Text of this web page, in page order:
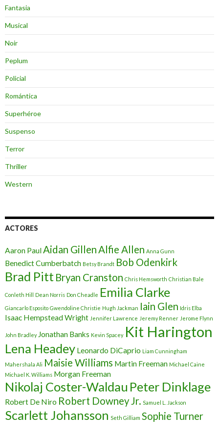
Fantasia
Musical
Noir
Peplum
Policial
Romántica
Superhéroe
Suspenso
Terror
Thriller
Western
ACTORES
Aaron Paul Aidan Gillen Alfie Allen Anna Gunn
Benedict Cumberbatch Betsy Brandt Bob Odenkirk
Brad Pitt Bryan Cranston Chris Hemsworth Christian Bale
Conleth Hill Dean Norris Don Cheadle Emilia Clarke
Giancarlo Esposito Gwendoline Christie Hugh Jackman Iain Glen Idris Elba
Isaac Hempstead Wright Jennifer Lawrence Jeremy Renner Jerome Flynn
John Bradley Jonathan Banks Kevin Spacey Kit Harington
Lena Headey Leonardo DiCaprio Liam Cunningham
Mahershala Ali Maisie Williams Martin Freeman Michael Caine
Michael K. Williams Morgan Freeman
Nikolaj Coster-Waldau Peter Dinklage
Robert De Niro Robert Downey Jr. Samuel L. Jackson
Scarlett Johansson Seth Gilliam Sophie Turner